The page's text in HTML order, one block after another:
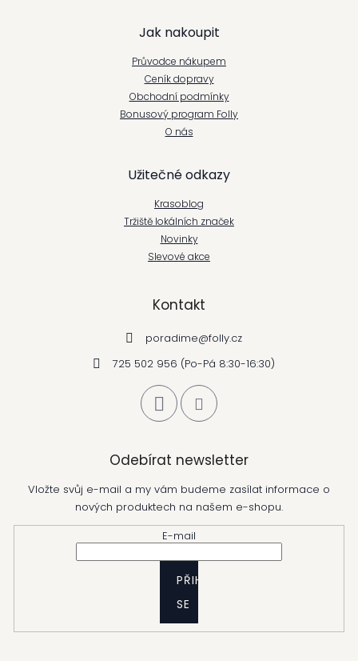
Jak nakoupit
Průvodce nákupem
Ceník dopravy
Obchodní podmínky
Bonusový program Folly
O nás
Užitečné odkazy
Krasoblog
Tržiště lokálních značek
Novinky
Slevové akce
Kontakt
poradime@folly.cz
725 502 956 (Po-Pá 8:30-16:30)
Odebírat newsletter
Vložte svůj e-mail a my vám budeme zasílat informace o
nových produktech na našem e-shopu.
E-mail
PŘIHLÁSIT
SE